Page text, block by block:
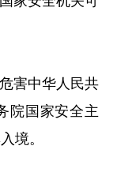
害中华人民共
院国家安全主
境。